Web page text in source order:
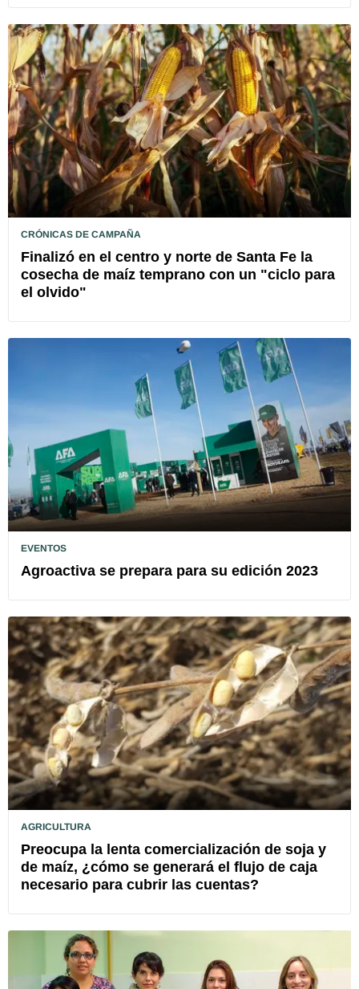
CRÓNICAS DE CAMPAÑA
Finalizó en el centro y norte de Santa Fe la
cosecha de maíz temprano con un "ciclo para
el olvido"
EVENTOS
Agroactiva se prepara para su edición 2023
AGRICULTURA
Preocupa la lenta comercialización de soja y
de maíz, ¿cómo se generará el flujo de caja
necesario para cubrir las cuentas?